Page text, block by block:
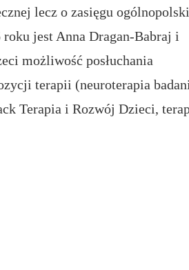
lecz o zasięgu
jest Anna Dragan-Babraj i
możliwość posłuchania
terapii (neuroterapia
Terapia i Rozwój Dzieci,